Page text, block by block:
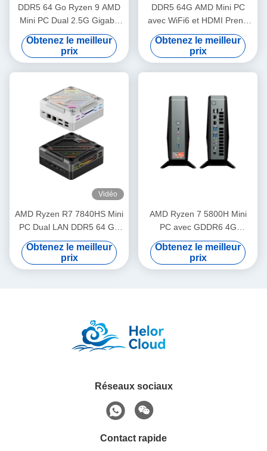
DDR5 64 Go Ryzen 9 AMD
Mini PC Dual 2.5G Gigabit
LAN avec HDMI et DP pour
les jeux
Obtenez le meilleur
prix
DDR5 64G AMD Mini PC
avec WiFi6 et HDMI Prend
en charge l'affichage à trois
écrans pour les jeux
Obtenez le meilleur
prix
Vidéo
AMD Ryzen R7 7840HS Mini
PC Dual LAN DDR5 64 Go
Jeu Mini PC avec lumière
Obtenez le meilleur
prix
AMD Ryzen 7 5800H Mini
PC avec GDDR6 4G
Graphique discrète DDR4
32G RAM et 4K HD
Obtenez le meilleur
prix
Réseaux sociaux
Contact rapide